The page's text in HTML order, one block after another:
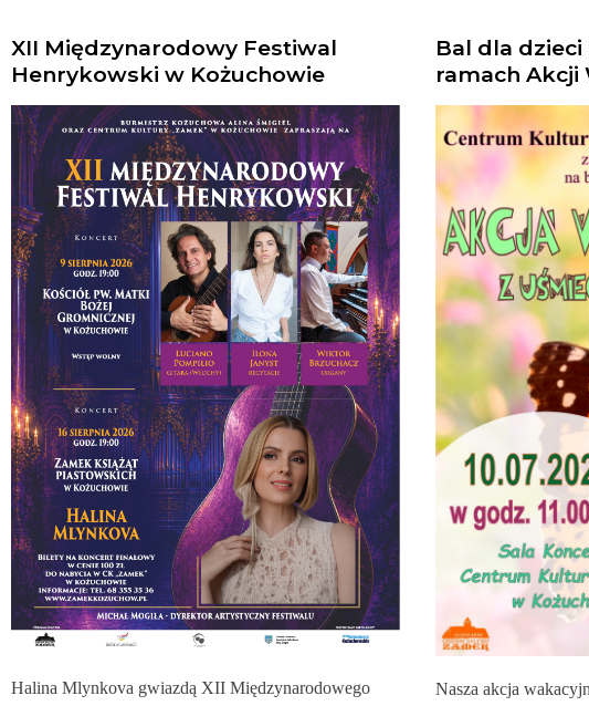
XII Międzynarodowy Festiwal
Henrykowski w Kożuchowie
Halina Mlynkova gwiazdą XII Międzynarodowego
Bal dla
ramach Akcji
Nasza akcja